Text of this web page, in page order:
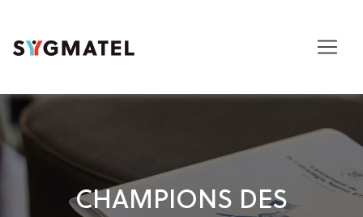
CHAMPIONS DES